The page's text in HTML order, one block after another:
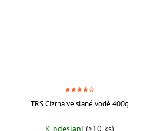
TRS Cizrna ve slané vodě 400g
K odeslaní (>10 ks)